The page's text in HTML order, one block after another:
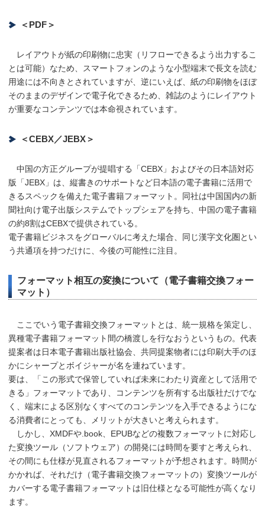
＜PDF＞
レイアウトが紙の印刷物に忠実（リフローできるよう出力するこ
とは可能）なため、スマートフォンのような小型端末で長文を読む
用途には不向きとされていますが、逆にいえば、紙の印刷物をほぼ
そのままのデザインで電子化できるため、雑誌のようにレイアウト
が重要なコンテンツでは本命視されています。
＜CEBX／JEBX＞
中国の方正グループが提唱する「CEBX」およびその日本語対応
版「JEBX」は、縦書きのサポートなど日本語の電子書籍に活用で
きるスペックを備えた電子書籍フォーマット。同社は中国国内の新
聞社向け電子出版システムでトップシェアを持ち、中国の電子書籍
の約8割はCEBXで提供されている。
電子書籍ビジネスをグローバルに考えた場合、同じ漢字文化圏とい
う共通項を持つだけに、今後の可能性に注目。
フォーマット相互の変換について（電子書籍交換フォー
マット）
ここでいう電子書籍交換フォーマットとは、統一規格を策定し、
異種電子書籍フォーマット間の橋渡しを行なおうというもの。代表
提案者は日本電子書籍出版社協会、共同提案物者には印刷大手のほ
かにシャープとボイジャーが名を連ねています。
要は、「この形式で保管していれば未来にわたり資産として活用で
きる」フォーマットであり、コンテンツを所有する出版社だけでな
く、端末による区別なくすべてのコンテンツを入手できるようにな
る消費者にとっても、メリットが大きいと考えられます。
しかし、XMDFや.book、EPUBなどの複数フォーマットに対応し
た変換ツール（ソフトウェア）の開発には時間を要すと考えられ、
その間にも仕様が見直されるフォーマットが予想されます。時間が
かかれば、それだけ（電子書籍交換フォーマットの）変換ツールが
カバーする電子書籍フォーマットは旧仕様となる可能性が高くなり
ます。